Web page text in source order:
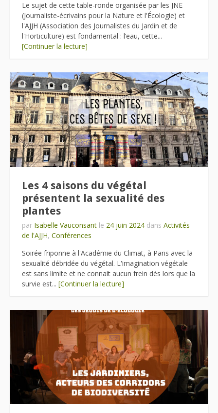
Le sujet de cette table-ronde organisée par les JNE
(Journaliste-écrivains pour la Nature et l'Écologie) et
l'AJJH (Association des Journalistes du Jardin et de
l'Horticulture) est fondamental : l’eau, cette...
[Continuer la lecture]
Les 4 saisons du végétal
présentent la sexualité des
plantes
par Isabelle Vauconsant le 24 juin 2024 dans Activités
de l'AJJH, Conférences
Soirée friponne à l'Académie du Climat, à Paris avec la
sexualité débridée du végétal. L'imagination végétale
est sans limite et ne connait aucun frein dès lors que la
survie est... [Continuer la lecture]